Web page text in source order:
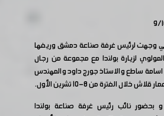
وجهت لرئيس غرفة صناعة دمشق وريفها
لزيارة بولندا مع مجموعة من رجال
اسامة ساطع والاستاذ جورج داود والمهندس
الفترة من 8-10 تشرين الأول.
بحضور نائب رئيس غرفة صناعة بولندا